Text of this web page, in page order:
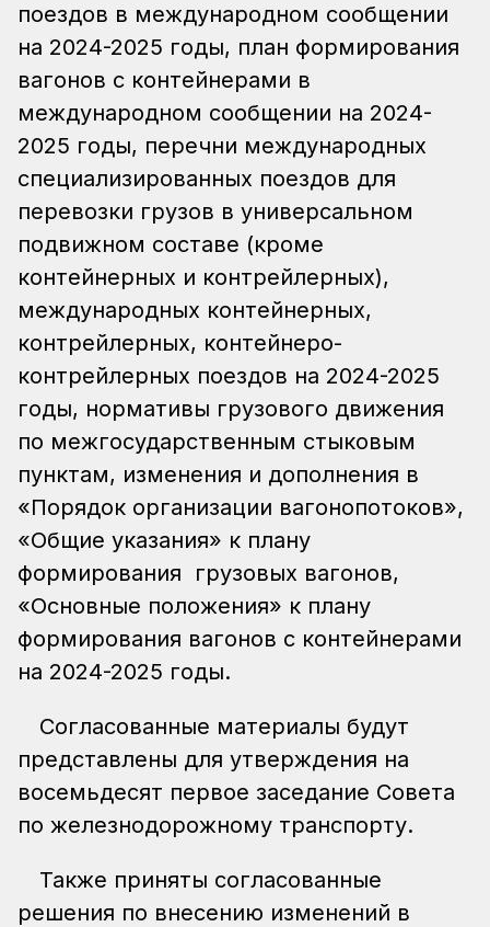
поездов в международном сообщении
на 2024-2025 годы, план формирования
вагонов с контейнерами в
международном сообщении на 2024-
2025 годы, перечни международных
специализированных поездов для
перевозки грузов в универсальном
подвижном составе (кроме
контейнерных и контрейлерных),
международных контейнерных,
контрейлерных, контейнеро-
контрейлерных поездов на 2024-2025
годы, нормативы грузового движения
по межгосударственным стыковым
пунктам, изменения и дополнения в
«Порядок организации вагонопотоков»,
«Общие указания» к плану
формирования грузовых вагонов,
«Основные положения» к плану
формирования вагонов с контейнерами
на 2024-2025 годы.
Согласованные материалы будут
представлены для утверждения на
восемьдесят первое заседание Совета
по железнодорожному транспорту.
Также приняты согласованные
решения по внесению изменений в